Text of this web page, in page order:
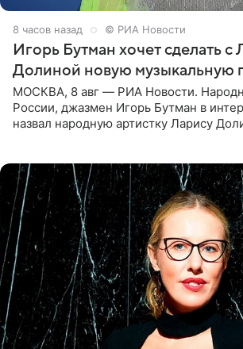
8 часов назад © РИА Новости
Игорь Бутман хочет сделать с
Долиной новую музыкальную
МОСКВА, 8 авг — РИА Новости.
России, джазмен Игорь Бутман в
назвал народную артистку Ларису